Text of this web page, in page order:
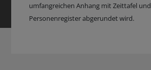
umfangreichen Anhang mit Zeittafel und
Personenregister abgerundet wird.